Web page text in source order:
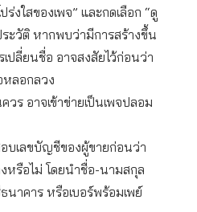
งใสของเพจ” และกดเลือก “ดู
ะวัติ หากพบว่ามีการสร้างขึ้น
ปลี่ยนชื่อ อาจสงสัยไว้ก่อนว่า
หลอกลวง
ร อาจเข้าข่ายเป็นเพจปลอม
บเลขบัญชีของผู้ขายก่อนว่า
หรือไม่ โดยนำชื่อ-นามสกุล
าคาร หรือเบอร์พร้อมเพย์